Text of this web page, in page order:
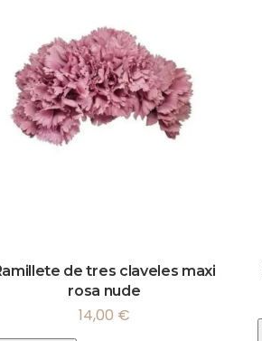
de tres claveles maxi
rosa nude
14,00 €